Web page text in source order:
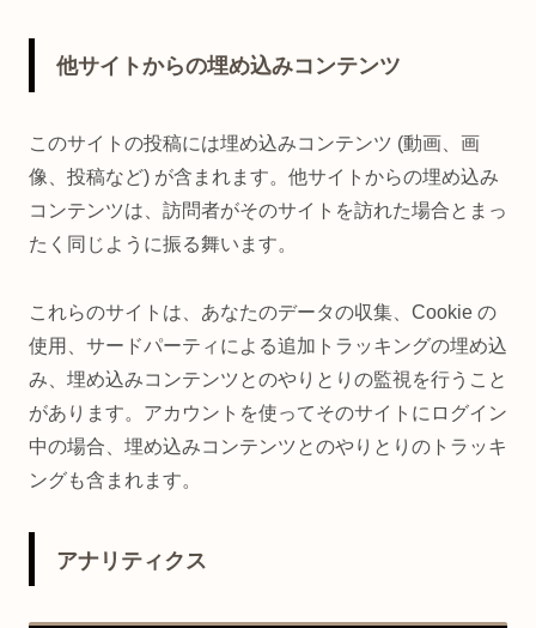
他サイトからの埋め込みコンテンツ
このサイトの投稿には埋め込みコンテンツ (動画、画
像、投稿など) が含まれます。他サイトからの埋め込み
コンテンツは、訪問者がそのサイトを訪れた場合とまっ
たく同じように振る舞います。
これらのサイトは、あなたのデータの収集、Cookie の
使用、サードパーティによる追加トラッキングの埋め込
み、埋め込みコンテンツとのやりとりの監視を行うこと
があります。アカウントを使ってそのサイトにログイン
中の場合、埋め込みコンテンツとのやりとりのトラッキ
ングも含まれます。
アナリティクス